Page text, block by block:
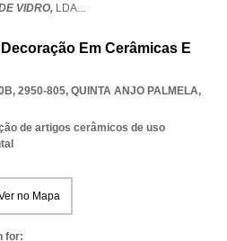
VIDRO, LDA...
Em Cerâmicas E
2950-805, QUINTA ANJO PALMELA,
de artigos cerâmicos de uso
no Mapa
for: